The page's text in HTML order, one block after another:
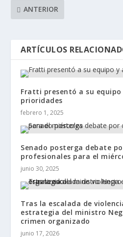
ANTERIOR
ARTÍCULOS
Fratti presentó a su equipo
prioridades
febrero 1, 2025
Senado posterga debate
profesionales para el
junio 30, 2025
Tras la escalada de
estrategia del ministro
crimen organizado
junio 17, 2026